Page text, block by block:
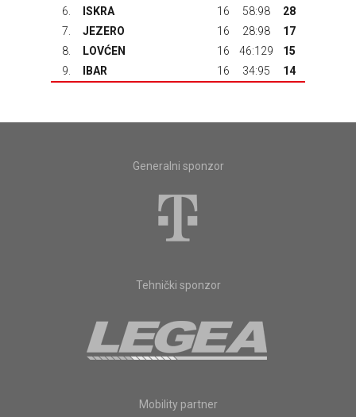
6.
ISKRA 16 58:98
28
7.
JEZERO 16 28:98
17
8.
LOVĆEN 16 46:129
15
9.
IBAR 16 34:95 14
Generalni sponzor
Tehnički sponzor
Mobility partner